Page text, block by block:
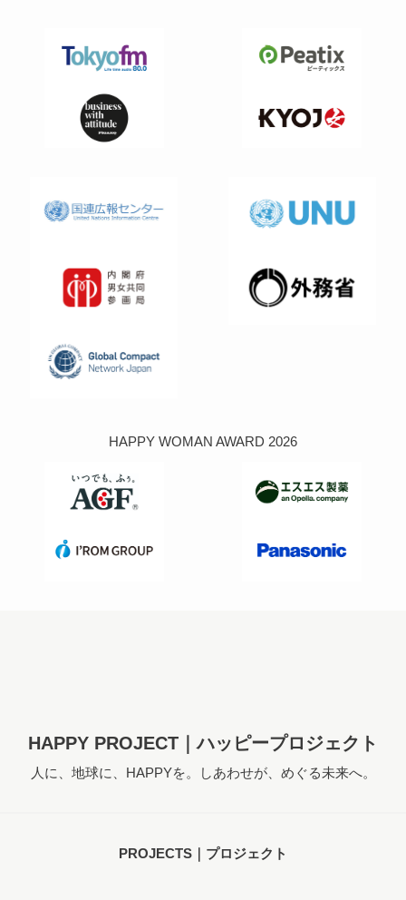
HAPPY WOMAN AWARD 2026
HAPPY PROJECT｜ハッピープロジェクト
人に、地球に、HAPPYを。しあわせが、めぐる未来へ。
PROJECTS｜プロジェクト